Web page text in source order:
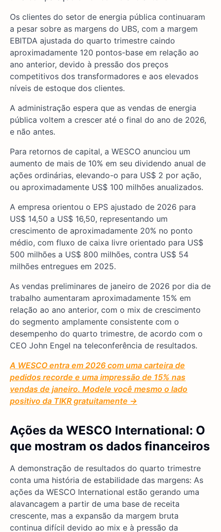
Os clientes do setor de energia pública continuaram
a pesar sobre as margens do UBS, com a margem
EBITDA ajustada do quarto trimestre caindo
aproximadamente 120 pontos-base em relação ao
ano anterior, devido à pressão dos preços
competitivos dos transformadores e aos elevados
níveis de estoque dos clientes.
A administração espera que as vendas de energia
pública voltem a crescer até o final do ano de 2026,
e não antes.
Para retornos de capital, a WESCO anunciou um
aumento de mais de 10% em seu dividendo anual de
ações ordinárias, elevando-o para US$ 2 por ação,
ou aproximadamente US$ 100 milhões anualizados.
A empresa orientou o EPS ajustado de 2026 para
US$ 14,50 a US$ 16,50, representando um
crescimento de aproximadamente 20% no ponto
médio, com fluxo de caixa livre orientado para US$
500 milhões a US$ 800 milhões, contra US$ 54
milhões entregues em 2025.
As vendas preliminares de janeiro de 2026 por dia de
trabalho aumentaram aproximadamente 15% em
relação ao ano anterior, com o mix de crescimento
do segmento amplamente consistente com o
desempenho do quarto trimestre, de acordo com o
CEO John Engel na teleconferência de resultados.
A WESCO entra em 2026 com uma carteira de
pedidos recorde e uma impressão de 15% nas
vendas de janeiro. Modele você mesmo o lado
positivo da TIKR gratuitamente →
Ações da WESCO International: O
que mostram os dados financeiros
A demonstração de resultados do quarto trimestre
conta uma história de estabilidade das margens: As
ações da WESCO International estão gerando uma
alavancagem a partir de uma base de receita
crescente, mas a expansão da margem bruta
continua difícil devido ao mix e à pressão da